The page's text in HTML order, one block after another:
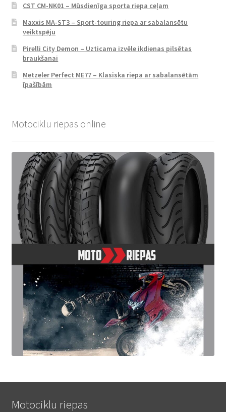
CST CM-NK01 – Mūsdienīga sporta riepa ceļam
Maxxis MA-ST3 – Sport-touring riepa ar sabalansētu
veiktspēju
Pirelli City Demon – Uzticama izvēle ikdienas pilsētas
braukšanai
Metzeler Perfect ME77 – Klasiska riepa ar sabalansētām
īpašībām
Motociklu riepas online
Motociklu riepas